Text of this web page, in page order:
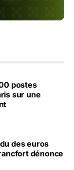
postes
sur une
des euros
dénonce